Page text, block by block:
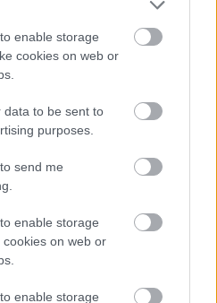
enable storage
cookies on web or
data to be sent to
purposes.
send me
enable storage
on web or
enable storage
amivel energiát